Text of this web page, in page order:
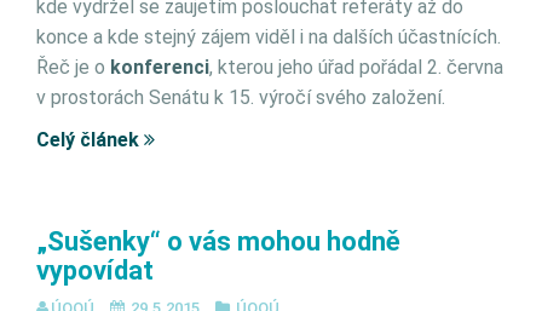
kde vydržel se zaujetím poslouchat referáty až do
konce a kde stejný zájem viděl i na dalších účastnících.
Řeč je o konferenci, kterou jeho úřad pořádal 2. června
v prostorách Senátu k 15. výročí svého založení.
Celý článek
„Sušenky“ o vás mohou hodně
vypovídat